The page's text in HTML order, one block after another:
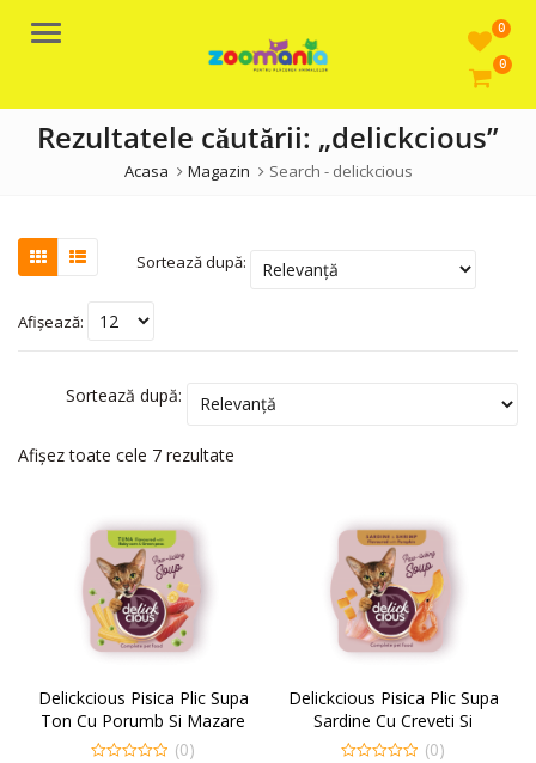
Meniu 0
0
Rezultatele căutării: „delickcious”
Acasa Magazin Search - delickcious
Sortează după:
Afișează:
Sortează după:
Afișez toate cele 7 rezultate
Delickcious Pisica Plic Supa
Ton Cu Porumb Si Mazare
Verde 80 g(0)
Delickcious Pisica Plic Supa
Sardine Cu Creveti Si
Dovleac 80 g
(0)